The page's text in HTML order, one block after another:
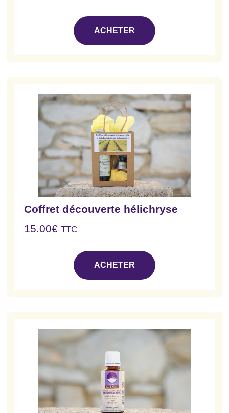
ACHETER
Coffret découverte hélichryse
15.00€ TTC
ACHETER